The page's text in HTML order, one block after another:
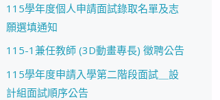
115學年度個人申請面試錄取名單及志
願選填通知
115-1兼任教師 (3D動畫專長) 徵聘公告
115學年度申請入學第二階段面試＿設
計組面試順序公告